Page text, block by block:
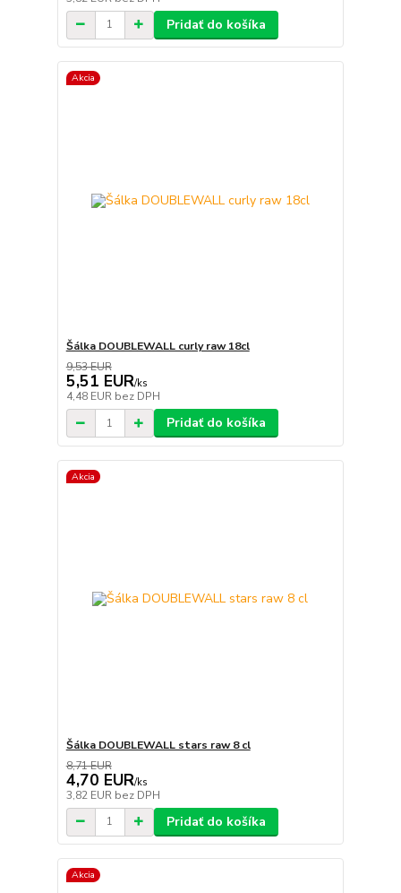
Pridať do košíka
Akcia
Šálka DOUBLEWALL curly raw 18cl
9,53 EUR
5,51 EUR/ks
4,48 EUR bez DPH
Pridať do košíka
Akcia
Šálka DOUBLEWALL stars raw 8 cl
8,71 EUR
4,70 EUR/ks
3,82 EUR bez DPH
Pridať do košíka
Akcia